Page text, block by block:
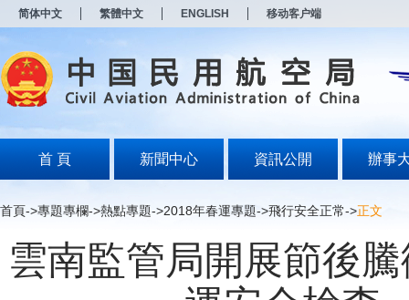
简体中文 繁體中文 ENGLISH 移动客户端
首 頁 新聞中心 資訊公開 辦事
首頁->專題專欄->熱點專題->2018年春運專題->飛行安全正常->正文
雲南監管局開展節後
打
开
无
障
说
按
Alt
波
浪